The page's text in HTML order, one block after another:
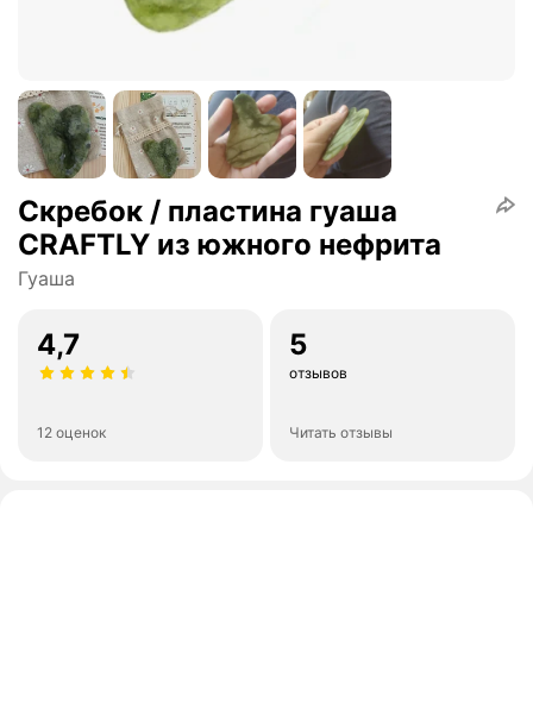
Скребок / пластина гуаша
CRAFTLY из южного нефрита
Гуаша
4,7
12 оценок
5
отзывов
Читать отзывы